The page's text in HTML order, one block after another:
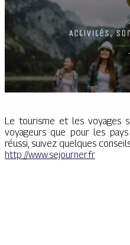
Le tourisme et les voyages
voyageurs que pour les
réussi, suivez quelques
http://www.sejourner.fr